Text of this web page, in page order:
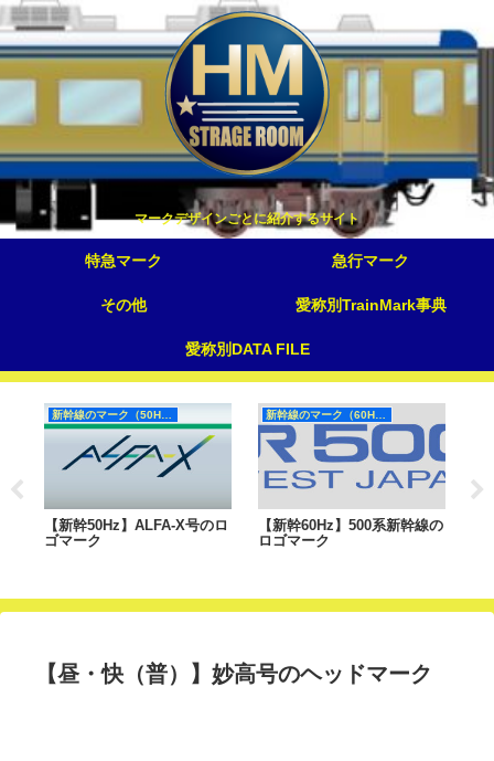
マークデザインごとに紹介するサイト
特急マーク 急行マーク
その他 愛称別TrainMark事典
愛称別DATA FILE
新幹線のマーク（50Hz）
【新幹50Hz】ALFA-X号のロ
ゴマーク
新幹線のマーク（60Hz）
【新幹60Hz】500系新幹線の
ロゴマーク
【昼・快（普）】妙高号のヘッドマーク